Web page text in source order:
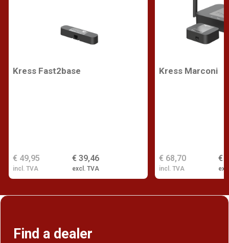
Kress Fast2base
€ 39,46
excl. TVA
€ 49,95
incl. TVA
Kress Marconi
€
€ 68,70
incl. TVA
Find a dealer